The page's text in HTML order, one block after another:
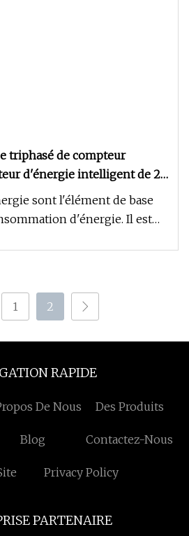
triphasé de compteur
d'énergie intelligent de 2p
sont l'élément de base
d'énergie. Il est
1 2
RAPIDE
De Nous Des Produits
Blog Contactez-Nous
Privacy Policy
PARTENAIRE